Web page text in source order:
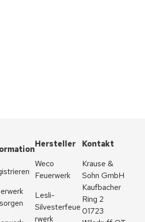
Hersteller
Weco
Feuerwerk
Lesli-
Silvesterfeue
rwerk
Kontakt
Krause &
Sohn GmbH
Kaufbacher
Ring 2
01723